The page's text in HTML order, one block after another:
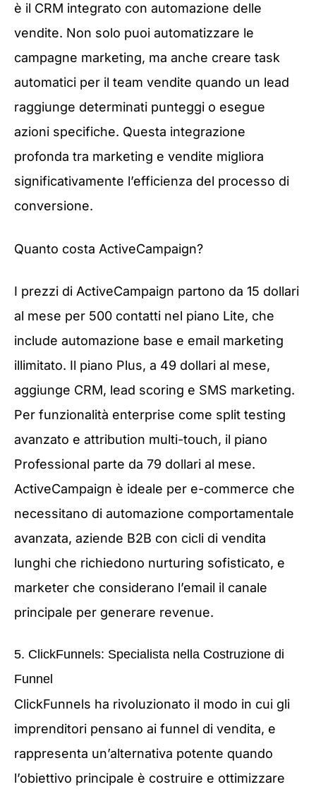
è il CRM integrato con automazione delle
vendite. Non solo puoi automatizzare le
campagne marketing, ma anche creare task
automatici per il team vendite quando un lead
raggiunge determinati punteggi o esegue
azioni specifiche. Questa integrazione
profonda tra marketing e vendite migliora
significativamente l’efficienza del processo di
conversione.
Quanto costa ActiveCampaign?
I prezzi di ActiveCampaign partono da 15 dollari
al mese per 500 contatti nel piano Lite, che
include automazione base e email marketing
illimitato. Il piano Plus, a 49 dollari al mese,
aggiunge CRM, lead scoring e SMS marketing.
Per funzionalità enterprise come split testing
avanzato e attribution multi-touch, il piano
Professional parte da 79 dollari al mese.
ActiveCampaign è ideale per e-commerce che
necessitano di automazione comportamentale
avanzata, aziende B2B con cicli di vendita
lunghi che richiedono nurturing sofisticato, e
marketer che considerano l’email il canale
principale per generare revenue.
5. ClickFunnels: Specialista nella Costruzione di
Funnel
ClickFunnels ha rivoluzionato il modo in cui gli
imprenditori pensano ai funnel di vendita, e
rappresenta un’alternativa potente quando
l’obiettivo principale è costruire e ottimizzare